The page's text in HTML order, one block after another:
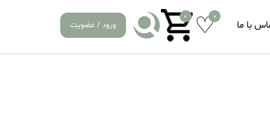
با ما
0
0
ورود / عضویت